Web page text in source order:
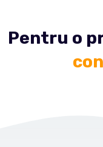
Pentru o